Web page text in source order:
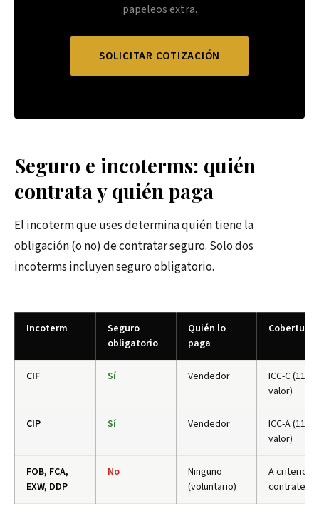
papeleos extra.
SOLICITAR COTIZACIÓN
Seguro e incoterms: quién
contrata y quién paga
El incoterm que uses determina quién tiene la
obligación (o no) de contratar seguro. Solo dos
incoterms incluyen seguro obligatorio.
Incoterm
Seguro
obligatorio
Quién lo
paga
Cobertura
CIF Sí Vendedor
ICC-C
valor)
CIP Sí Vendedor
ICC-A
valor)
FOB, FCA,
EXW, DDP
No
Ninguno
(voluntario)
A criterio
contrate